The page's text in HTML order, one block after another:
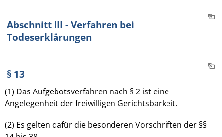
Abschnitt III - Verfahren bei
Todeserklärungen
§ 13
(1) Das Aufgebotsverfahren nach § 2 ist eine
Angelegenheit der freiwilligen Gerichtsbarkeit.
(2) Es gelten dafür die besonderen Vorschriften der §§